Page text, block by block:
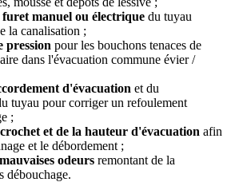
furet manuel ou électrique du tuyau
la canalisation ;
pression pour les bouchons tenaces de
dans l'évacuation commune évier /
d'évacuation et du
tuyau pour corriger un refoulement
;
et de la hauteur d'évacuation afin
et le débordement ;
odeurs remontant de la
débouchage.